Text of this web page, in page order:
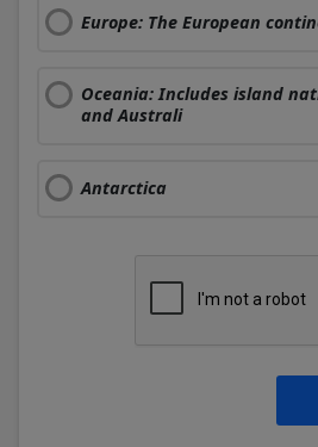
Europe: The European
Oceania: Includes island
and Australi
Antarctica